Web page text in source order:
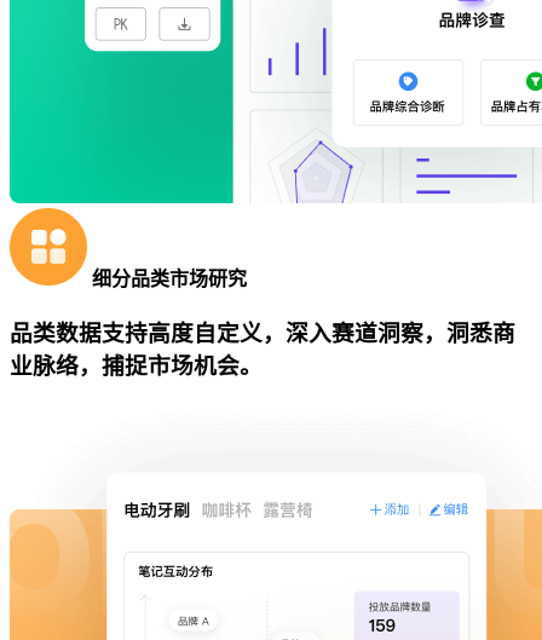
细分品类市场研究
品类数据支持高度自定义，深入赛道洞察，洞悉商
业脉络，捕捉市场机会。